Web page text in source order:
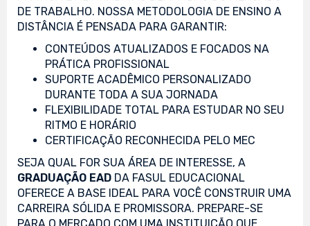
DE TRABALHO. NOSSA METODOLOGIA DE ENSINO A
DISTÂNCIA É PENSADA PARA GARANTIR:
CONTEÚDOS ATUALIZADOS E FOCADOS NA
PRÁTICA PROFISSIONAL
SUPORTE ACADÊMICO PERSONALIZADO
DURANTE TODA A SUA JORNADA
FLEXIBILIDADE TOTAL PARA ESTUDAR NO SEU
RITMO E HORÁRIO
CERTIFICAÇÃO RECONHECIDA PELO MEC
SEJA QUAL FOR SUA ÁREA DE INTERESSE, A
GRADUAÇÃO EAD DA FASUL EDUCACIONAL
OFERECE A BASE IDEAL PARA VOCÊ CONSTRUIR UMA
CARREIRA SÓLIDA E PROMISSORA. PREPARE-SE
PARA O MERCADO COM UMA INSTITUIÇÃO QUE